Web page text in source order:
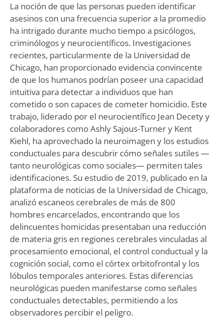
La noción de que las personas pueden identificar
asesinos con una frecuencia superior a la promedio
ha intrigado durante mucho tiempo a psicólogos,
criminólogos y neurocientíficos. Investigaciones
recientes, particularmente de la Universidad de
Chicago, han proporcionado evidencia convincente
de que los humanos podrían poseer una capacidad
intuitiva para detectar a individuos que han
cometido o son capaces de cometer homicidio. Este
trabajo, liderado por el neurocientífico Jean Decety y
colaboradores como Ashly Sajous-Turner y Kent
Kiehl, ha aprovechado la neuroimagen y los estudios
conductuales para descubrir cómo señales sutiles —
tanto neurológicas como sociales— permiten tales
identificaciones. Su estudio de 2019, publicado en la
plataforma de noticias de la Universidad de Chicago,
analizó escaneos cerebrales de más de 800
hombres encarcelados, encontrando que los
delincuentes homicidas presentaban una reducción
de materia gris en regiones cerebrales vinculadas al
procesamiento emocional, el control conductual y la
cognición social, como el córtex orbitofrontal y los
lóbulos temporales anteriores. Estas diferencias
neurológicas pueden manifestarse como señales
conductuales detectables, permitiendo a los
observadores percibir el peligro.